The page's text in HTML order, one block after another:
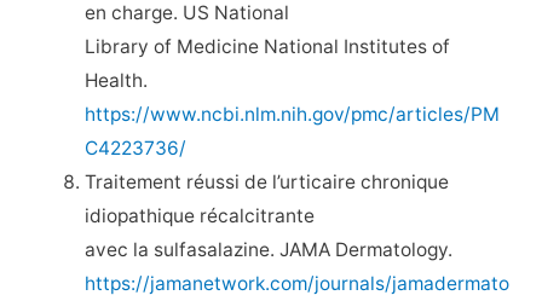
en charge. US National
Library of Medicine National Institutes of
Health.
https://www.ncbi.nlm.nih.gov/pmc/articles/PM
C4223736/
Traitement réussi de l’urticaire chronique
idiopathique récalcitrante
avec la sulfasalazine. JAMA Dermatology.
https://jamanetwork.com/journals/jamadermato